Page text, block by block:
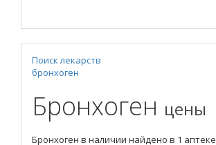
Поиск лекарств
бронхоген
Бронхоген цены
Бронхоген в наличии найдено в 1 аптеке